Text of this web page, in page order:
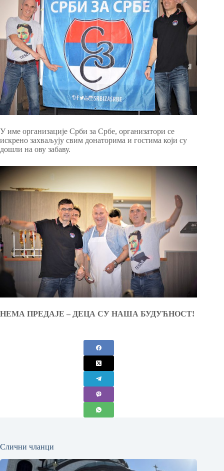
У име организације Срби за Србе, организатори се
искрено захваљују свим донаторима и гостима који су
дошли на ову забаву.
НЕМА ПРЕДАЈЕ – ДЕЦА СУ НАША БУДУЋНОСТ!
Слични чланци